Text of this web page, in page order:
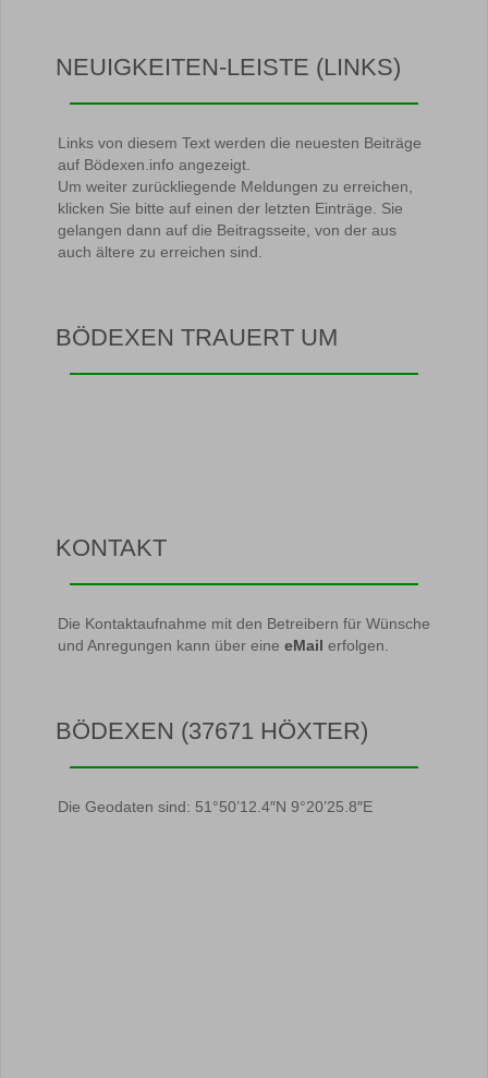
NEUIGKEITEN-LEISTE (LINKS)
Links von diesem Text werden die neuesten Beiträge
auf Bödexen.info angezeigt.
Um weiter zurückliegende Meldungen zu erreichen,
klicken Sie bitte auf einen der letzten Einträge. Sie
gelangen dann auf die Beitragsseite, von der aus
auch ältere zu erreichen sind.
BÖDEXEN TRAUERT UM
KONTAKT
Die Kontaktaufnahme mit den Betreibern für Wünsche
und Anregungen kann über eine eMail erfolgen.
BÖDEXEN (37671 HÖXTER)
Die Geodaten sind: 51°50’12.4″N 9°20’25.8″E